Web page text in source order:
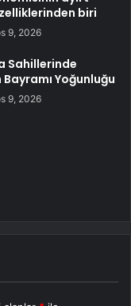
biri
9, 2026
Sahillerinde
Yoğunluğu
9, 2026